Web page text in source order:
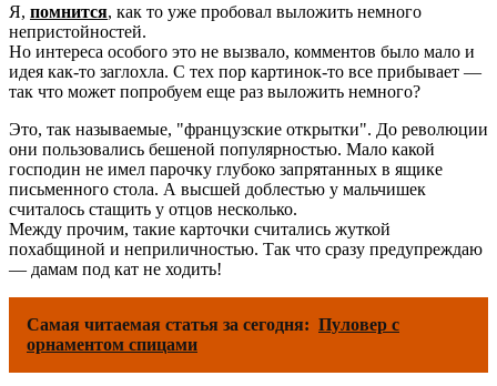
Я, помнится, как то уже пробовал выложить немного
непристойностей.
Но интереса особого это не вызвало, комментов было мало и
идея как-то заглохла. С тех пор картинок-то все прибывает —
так что может попробуем еще раз выложить немного?
Это, так называемые, "французские открытки". До революции
они пользовались бешеной популярностью. Мало какой
господин не имел парочку глубоко запрятанных в ящике
письменного стола. А высшей доблестью у мальчишек
считалось стащить у отцов несколько.
Между прочим, такие карточки считались жуткой
похабщиной и неприличностью. Так что сразу предупреждаю
— дамам под кат не ходить!
Самая читаемая статья за сегодня: Пуловер с
орнаментом спицами